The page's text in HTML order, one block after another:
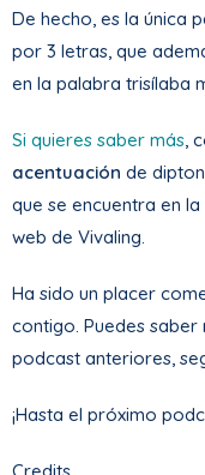
De hecho, es la única
por 3 letras, que
en la palabra trisílaba
Si quieres saber más,
acentuación de
que se encuentra en
web de Vivaling.
Ha sido un placer
contigo. Puedes
podcast anteriores,
¡Hasta el próximo